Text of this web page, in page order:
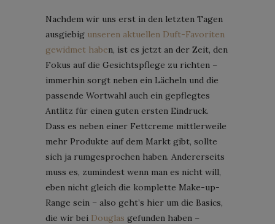
Nachdem wir uns erst in den letzten Tagen
ausgiebig unseren aktuellen Duft-Favoriten
gewidmet haben, ist es jetzt an der Zeit, den
Fokus auf die Gesichtspflege zu richten –
immerhin sorgt neben ein Lächeln und die
passende Wortwahl auch ein gepflegtes
Antlitz für einen guten ersten Eindruck.
Dass es neben einer Fettcreme mittlerweile
mehr Produkte auf dem Markt gibt, sollte
sich ja rumgesprochen haben. Andererseits
muss es, zumindest wenn man es nicht will,
eben nicht gleich die komplette Make-up-
Range sein – also geht’s hier um die Basics,
die wir bei Douglas gefunden haben –